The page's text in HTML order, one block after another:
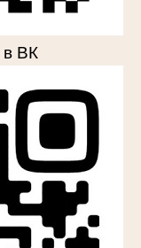
в ВК